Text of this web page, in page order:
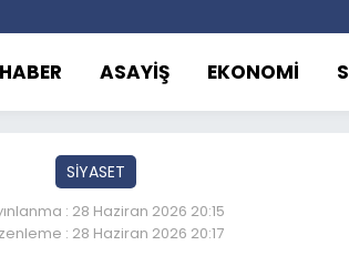
ASAYİŞ EKONOMİ
SİYASET
: 28 Haziran 2026 20:15
: 28 Haziran 2026 20:17